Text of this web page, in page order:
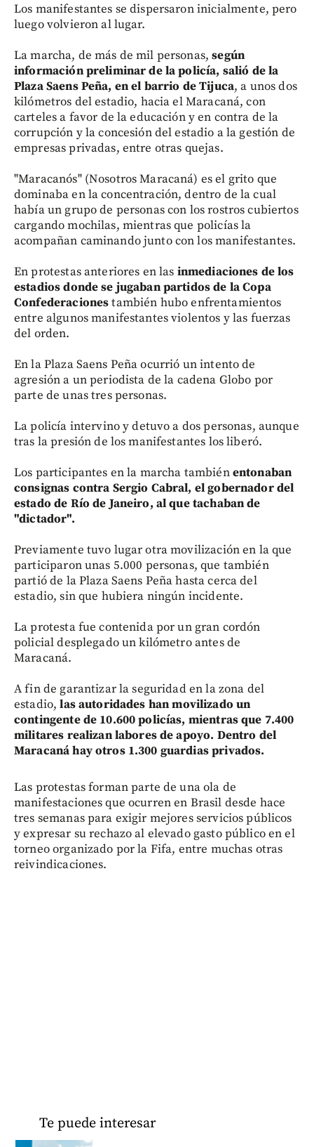
Los manifestantes se dispersaron inicialmente, pero
luego volvieron al lugar.
La marcha, de más de mil personas,según
información preliminar de la policía, salió de la
Plaza Saens Peña, en el barrio de Tijuca, a unos dos
kilómetros del estadio, hacia el Maracaná, con
carteles a favor de la educación y en contra de la
corrupción y la concesión del estadio a la gestión de
empresas privadas, entre otras quejas.
"Maracanós" (Nosotros Maracaná) es el grito que
dominaba en la concentración, dentro de la cual
había un grupo de personas con los rostros cubiertos
cargando mochilas, mientras que policías la
acompañan caminando junto con los manifestantes.
En protestas anteriores en las inmediaciones de los
estadios donde se jugaban partidos de la Copa
Confederacionestambién hubo enfrentamientos
entre algunos manifestantes violentos y las fuerzas
del orden.
En la Plaza Saens Peña ocurrió un intento de
agresión a un periodista de la cadena Globo por
parte de unas tres personas.
La policía intervino y detuvo a dos personas, aunque
tras la presión de los manifestantes los liberó.
Los participantes en la marcha tambiénentonaban
consignas contra Sergio Cabral, el gobernador del
estado de Río de Janeiro, al que tachaban de
"dictador".
Previamente tuvo lugar otra movilización en la que
participaron unas 5.000 personas, que también
partió de la Plaza Saens Peña hasta cerca del
estadio, sin que hubiera ningún incidente.
La protesta fue contenida por un gran cordón
policial desplegado un kilómetro antes de
Maracaná.
A fin de garantizar la seguridad en la zona del
estadio, las autoridades han movilizado un
contingente de 10.600 policías, mientras que 7.400
militares realizan labores de apoyo. Dentro del
Maracaná hay otros 1.300 guardias privados.
Las protestas forman parte de una ola de
manifestaciones que ocurren en Brasil desde hace
tres semanas para exigir mejores servicios públicos
y expresar su rechazo al elevado gasto público en el
torneo organizado por la Fifa, entre muchas otras
reivindicaciones.
Te puede interesar